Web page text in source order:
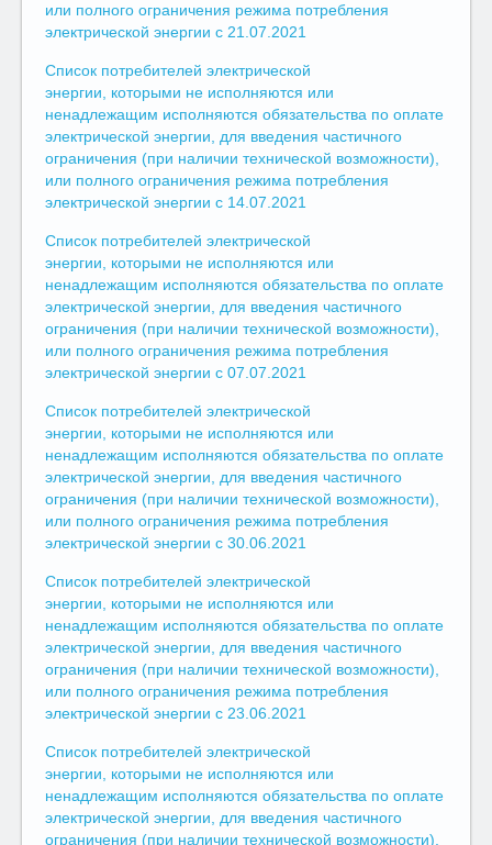
или полного ограничения режима потребления
электрической энергии с 21.07.2021
Список потребителей электрической
энергии, которыми не исполняются или
ненадлежащим исполняются обязательства по оплате
электрической энергии, для введения частичного
ограничения (при наличии технической возможности),
или полного ограничения режима потребления
электрической энергии с 14.07.2021
Список потребителей электрической
энергии, которыми не исполняются или
ненадлежащим исполняются обязательства по оплате
электрической энергии, для введения частичного
ограничения (при наличии технической возможности),
или полного ограничения режима потребления
электрической энергии с 07.07.2021
Список потребителей электрической
энергии, которыми не исполняются или
ненадлежащим исполняются обязательства по оплате
электрической энергии, для введения частичного
ограничения (при наличии технической возможности),
или полного ограничения режима потребления
электрической энергии с 30.06.2021
Список потребителей электрической
энергии, которыми не исполняются или
ненадлежащим исполняются обязательства по оплате
электрической энергии, для введения частичного
ограничения (при наличии технической возможности),
или полного ограничения режима потребления
электрической энергии с 23.06.2021
Список потребителей электрической
энергии, которыми не исполняются или
ненадлежащим исполняются обязательства по оплате
электрической энергии, для введения частичного
ограничения (при наличии технической возможности),